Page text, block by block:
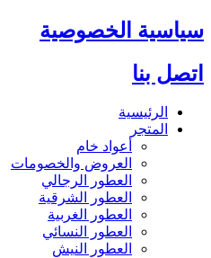
سياسية الخصوصية
اتصل بنا
الرئيسية
المتجر
أعواد خام
العروض والخصومات
العطور الرجالي
العطور الشرقية
العطور الغربية
العطور النسائي
العطور النيش